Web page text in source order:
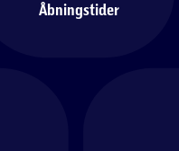
Åbningstider